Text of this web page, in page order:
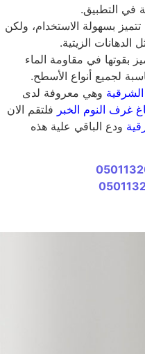
في التطبيق.
تتميز بسهولة الاستخدام، ولكن
الزيتية.
بقوتها في مقاومة الماء
لجميع أنواع الأسطح.
وهي معروفة لدى
غرف النوم الخبر فلتقم الان
ودع الباقي علية هذه